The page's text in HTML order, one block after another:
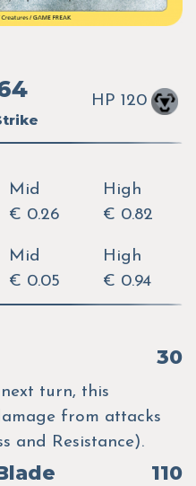
HP 120
Mid
€ 0.26
High
€ 0.82
Mid
€ 0.05
High
€ 0.94
30
turn, this
from attacks
and Resistance).
110